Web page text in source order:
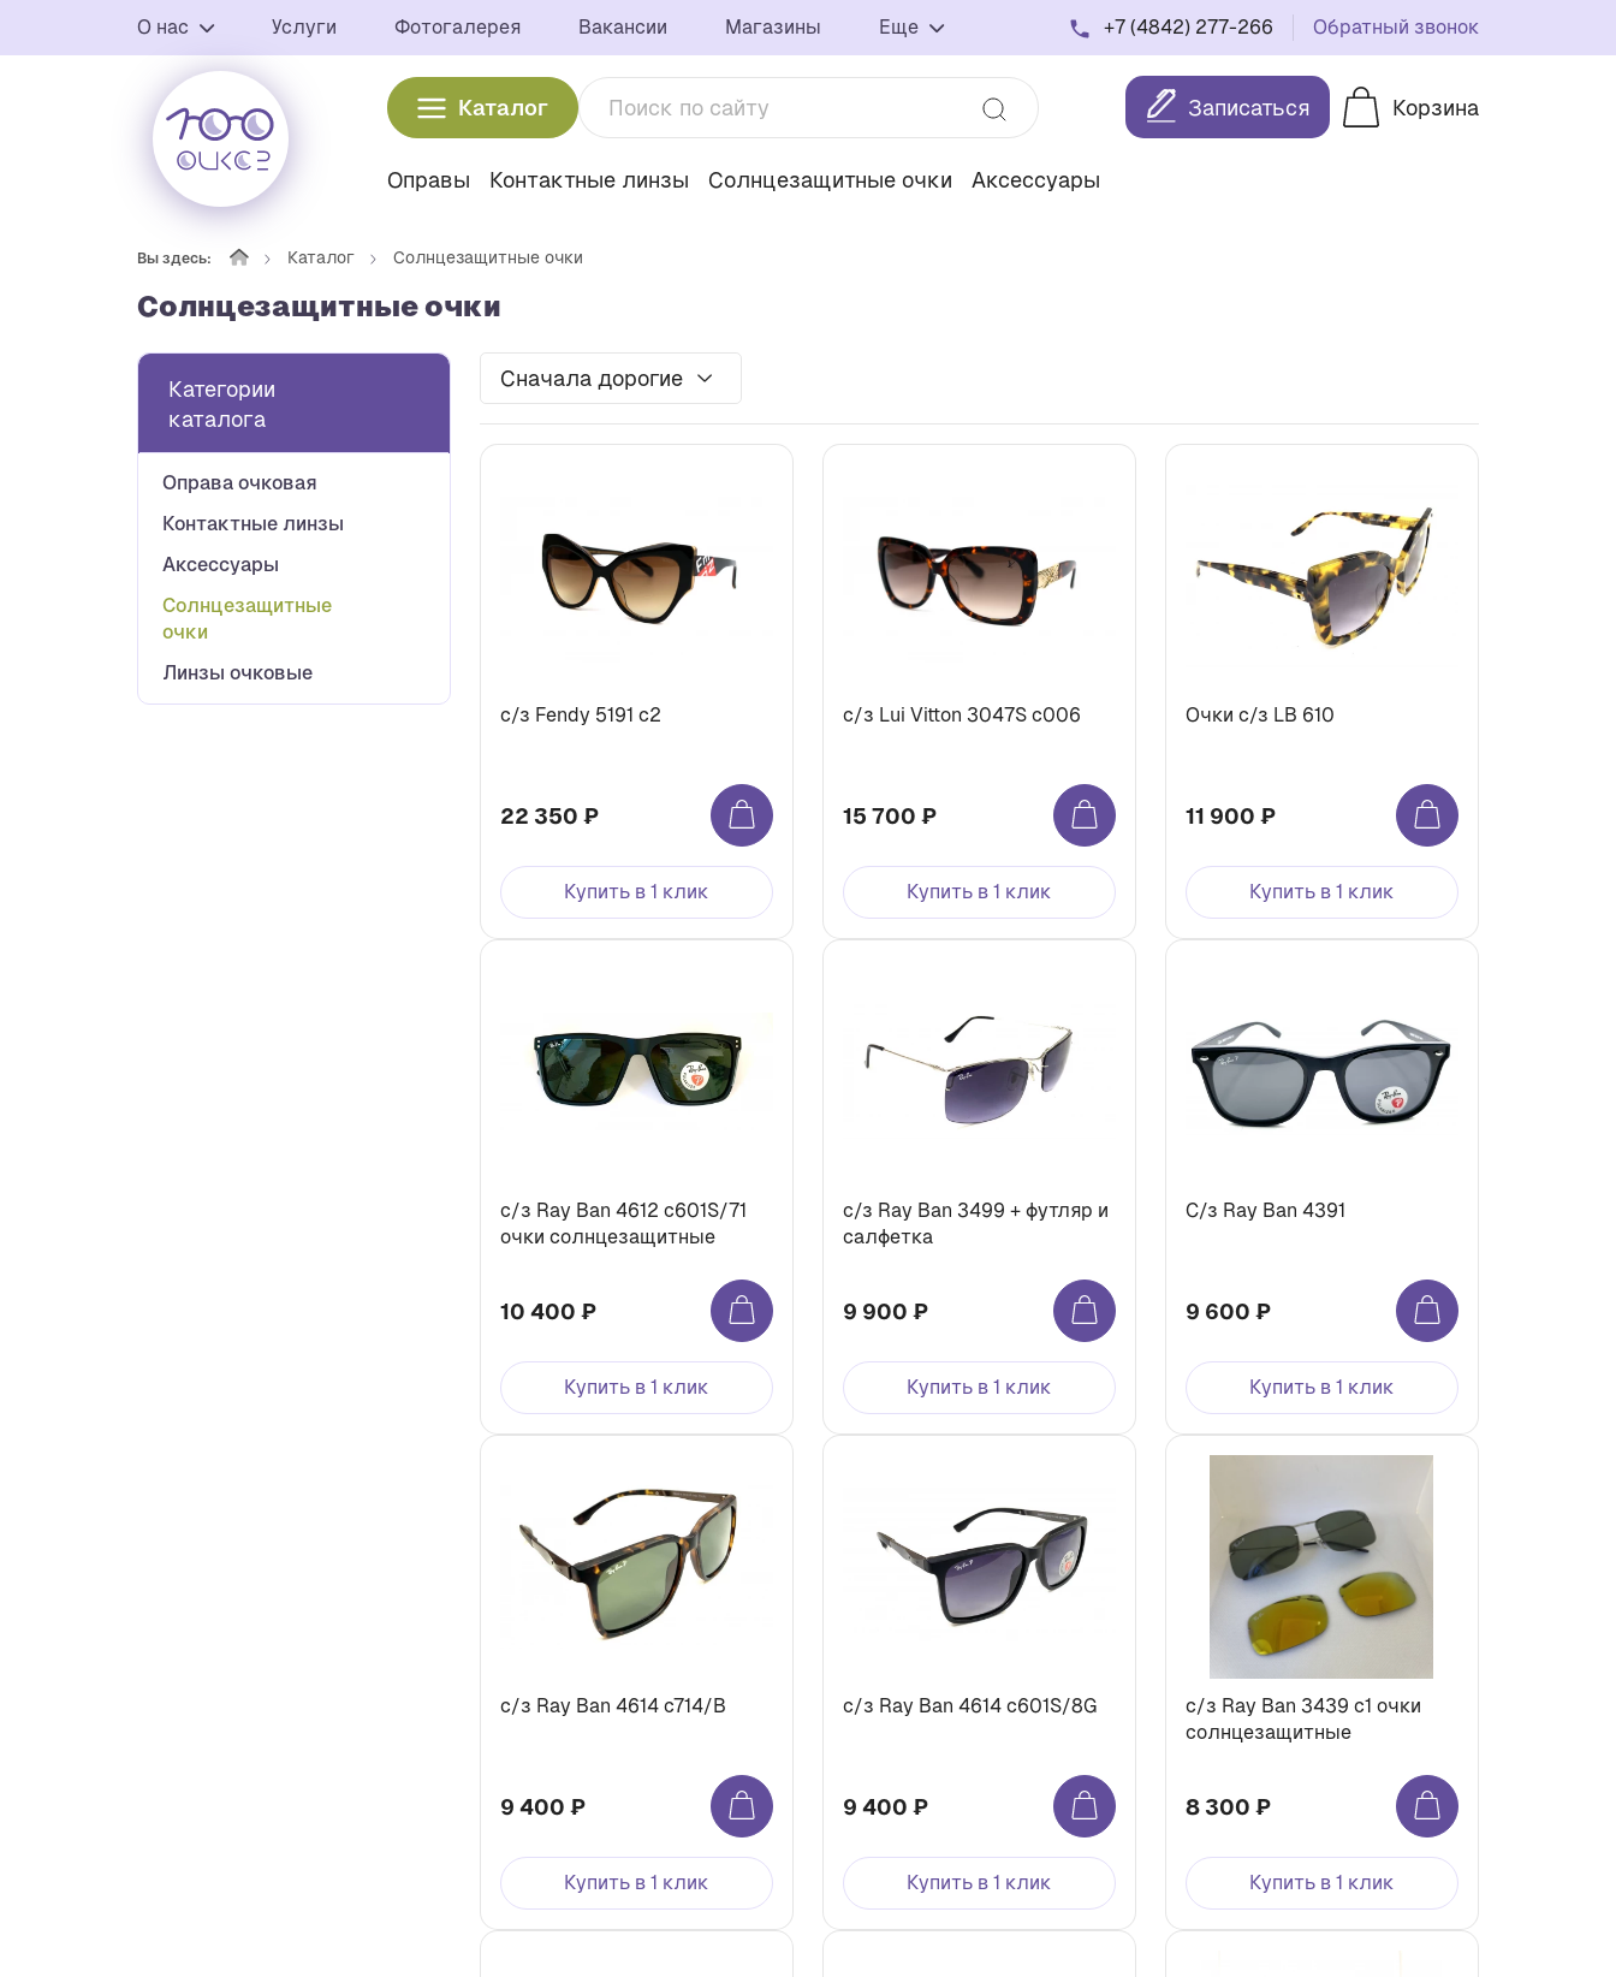
О нас Услуги Фотогалерея Вакансии Магазины Еще +7 (4842) 277-266 Обратный звонок
Каталог Записаться Корзина
Оправы Контактные линзы Солнцезащитные очки Аксессуары
Вы здесь: Каталог Солнцезащитные очки
Солнцезащитные очки
Категории
каталога
Оправа очковая
Контактные линзы
Аксессуары
Солнцезащитные
очки
Линзы очковые
Сначала дорогие
с/з Fendy 5191 c2
22 350 ₽
Купить в 1 клик
c/з Lui Vitton 3047S c006
15 700 ₽
Купить в 1 клик
Очки с/з LB 610
11 900 ₽
Купить в 1 клик
c/з Ray Ban 4612 c601S/71
очки солнцезащитные
10 400 ₽
Купить в 1 клик
с/з Ray Ban 3499 + футляр и
салфетка
9 900 ₽
Купить в 1 клик
С/з Ray Ban 4391
9 600 ₽
Купить в 1 клик
c/з Ray Ban 4614 c714/B
9 400 ₽
Купить в 1 клик
c/з Ray Ban 4614 c601S/8G
9 400 ₽
Купить в 1 клик
c/з Ray Ban 3439 с1 очки
солнцезащитные
8 300 ₽
Купить в 1 клик